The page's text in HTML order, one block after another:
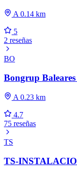
A 0.14 km
5
2 reseñas
BO
Bongrup
A 0.23 km
4.7
75 reseñas
TS
TS-